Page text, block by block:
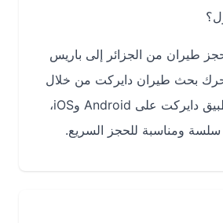
من الجزائر إلى باريس
طيران دايركت من خلال
المتصفح أو عبر تطبيق دايركت على Android وiOS،
ومناسبة للحجز السريع.